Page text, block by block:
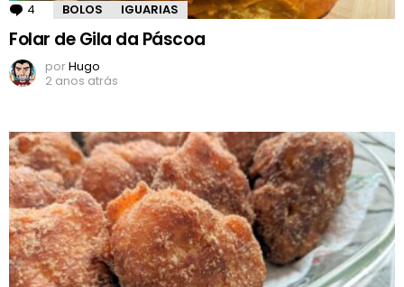
4 Comentários
BOLOS IGUARIAS
Folar de Gila da Páscoa
porHugo
2 anos atrás